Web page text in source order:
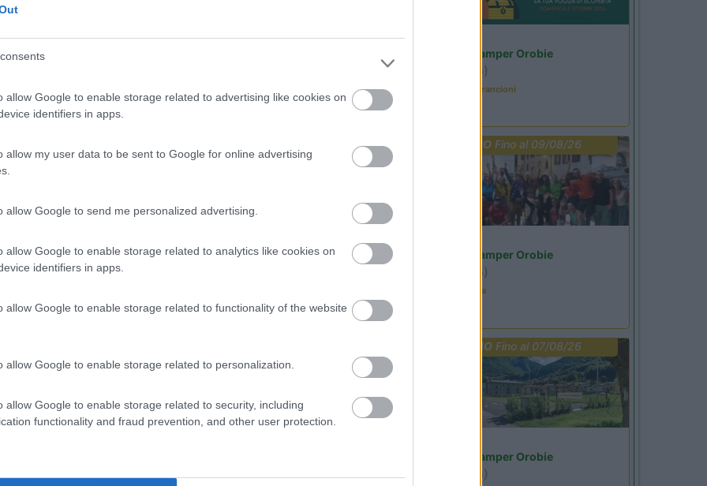
allow Google to enable storage related to advertising like cookies on
identifiers in apps.
allow my user data to be sent to Google for online advertising
allow Google to send me personalized advertising.
allow Google to enable storage related to analytics like cookies on
identifiers in apps.
allow Google to enable storage related to functionality of the website
allow Google to enable storage related to personalization.
allow Google to enable storage related to security, including
functionality and fraud prevention, and other user protection.
sosta vicino a Pian Di Venola (BO) nel parco regi...
Tosco-Emiliano, a 100 m dal centro, agritu...
27
Posizione
7
Area Sosta Camper Orobie
(BG)
Caccia ai tesori arancioni
PROMO Fino al 09/08/26
Area Sosta Camper Orobie
(BG)
Ardesio in scatola
PROMOFino al 07/08/26
Area Sosta Camper Orobie
(BG)